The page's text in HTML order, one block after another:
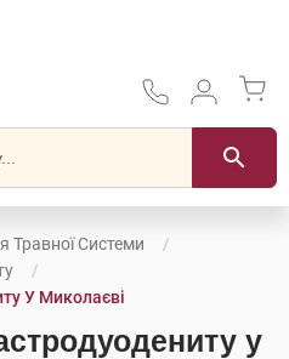
Травної Системи
У Миколаєві
у